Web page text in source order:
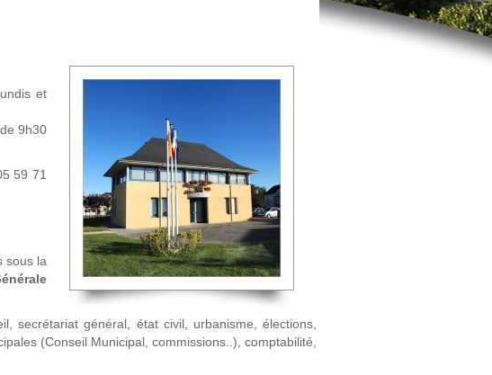
et
9h30
59 71
sous la
secrétariat général, état civil, urbanisme, élections,
(Conseil Municipal, commissions..), comptabilité,